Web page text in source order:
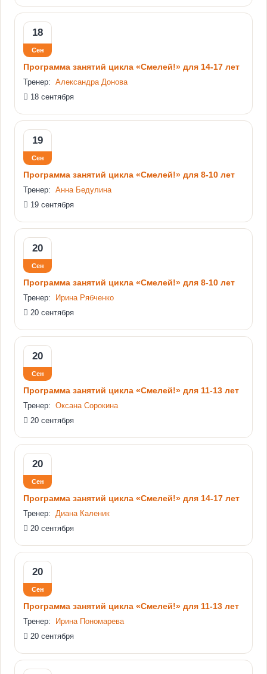
18
Сен
Программа занятий цикла «Смелей!» для 14-17 лет
Тренер: Александра Донова
18 сентября
19
Сен
Программа занятий цикла «Смелей!» для 8-10 лет
Тренер: Анна Бедулина
19 сентября
20
Сен
Программа занятий цикла «Смелей!» для 8-10 лет
Тренер: Ирина Рябченко
20 сентября
20
Сен
Программа занятий цикла «Смелей!» для 11-13 лет
Тренер: Оксана Сорокина
20 сентября
20
Сен
Программа занятий цикла «Смелей!» для 14-17 лет
Тренер: Диана Каленик
20 сентября
20
Сен
Программа занятий цикла «Смелей!» для 11-13 лет
Тренер: Ирина Пономарева
20 сентября